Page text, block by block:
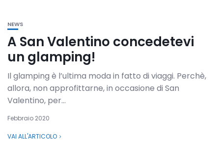
NEWS
A San Valentino concedetevi
un glamping!
Il glamping è l’ultima moda in fatto di viaggi. Perchè,
allora, non approfittarne, in occasione di San
Valentino, per...
Febbraio 2020
VAI ALL'ARTICOLO